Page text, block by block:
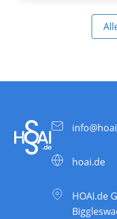
hoai.de
HOAI.de